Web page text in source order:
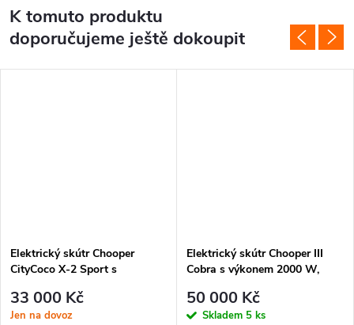
K tomuto produktu
doporučujeme ještě dokoupit
Elektrický skútr Chooper
CityCoco X-2 Sport s
dojezdem až 55 km. Stylový
černý design, tichý provoz a
33 000 Kč
Jen na dovoz
Elektrický skútr Chooper III
Cobra s výkonem 2000 W,
km/h. Stylový chooper design,
stabilní a pohodlná jízda.
50 000 Kč
Skladem 5 ks